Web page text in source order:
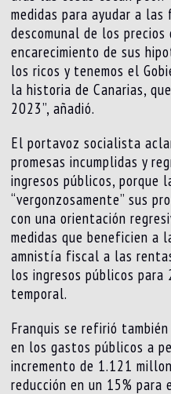
medidas para ayudar a
descomunal de los
encarecimiento de sus
los ricos y tenemos el
la historia de Canarias,
2023”, añadió.
El portavoz socialista
promesas incumplidas y
ingresos públicos,
“vergonzosamente” sus
con una orientación
medidas que beneficien a
amnistía fiscal a las
los ingresos públicos
temporal.
Franquis se refirió
en los gastos públicos a
incremento de 1.121
reducción en un 15%